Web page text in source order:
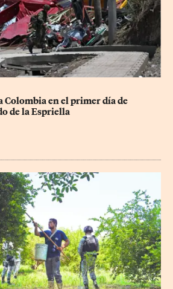
Colombia en el primer día de
de la Espriella